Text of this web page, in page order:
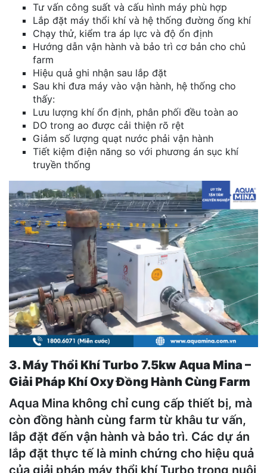
Tư vấn công suất và cấu hình máy phù hợp
Lắp đặt máy thổi khí và hệ thống đường ống khí
Chạy thử, kiểm tra áp lực và độ ổn định
Hướng dẫn vận hành và bảo trì cơ bản cho chủ
farm
Hiệu quả ghi nhận sau lắp đặt
Sau khi đưa máy vào vận hành, hệ thống cho
thấy:
Lưu lượng khí ổn định, phân phối đều toàn ao
DO trong ao được cải thiện rõ rệt
Giảm số lượng quạt nước phải vận hành
Tiết kiệm điện năng so với phương án sục khí
truyền thống
3. Máy Thổi Khí Turbo 7.5kw Aqua Mina –
Giải Pháp Khí Oxy Đồng Hành Cùng Farm
Aqua Mina không chỉ cung cấp thiết bị, mà
còn đồng hành cùng farm từ khâu tư vấn,
lắp đặt đến vận hành và bảo trì. Các dự án
lắp đặt thực tế là minh chứng cho hiệu quả
của giải pháp máy thổi khí Turbo trong nuôi